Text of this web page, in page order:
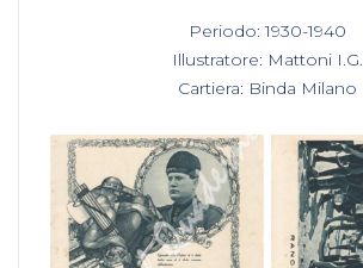
Periodo: 1930-1940
Illustratore: Mattoni I.G.
Cartiera: Binda Milano